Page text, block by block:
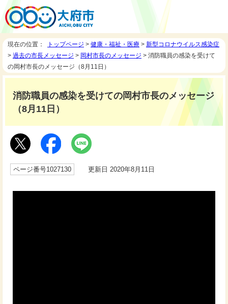
現在の位置： トップページ > 健康・福祉・医療 > 新型コロナウイルス感染症
> 過去の市長メッセージ > 岡村市長のメッセージ > 消防職員の感染を受けて
の岡村市長のメッセージ（8月11日）
消防職員の感染を受けての岡村市長のメッセージ
（8月11日）
ページ番号1027130 更新日 2020年8月11日